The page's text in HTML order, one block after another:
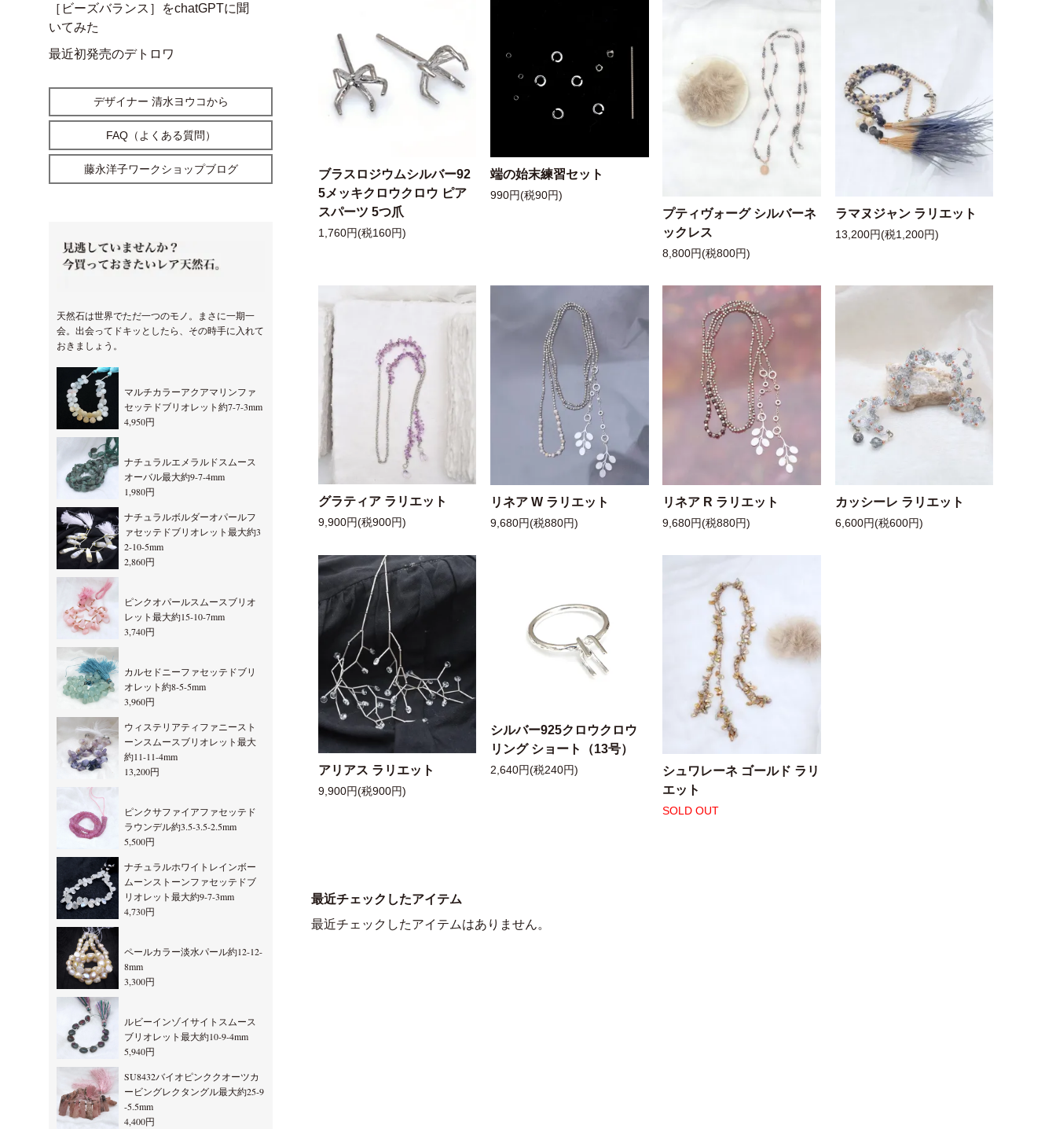
ブラスロジウムシルバー92
5メッキクロウクロウ ピア
スパーツ 5つ爪
1,760円(税160円)
端の始末練習セット
990円(税90円)
プティヴォーグ シルバーネ
ックレス
8,800円(税800円)
ラマヌジャン ラリエット
13,200円(税1,200円)
グラティア ラリエット
9,900円(税900円)
リネア W ラリエット
9,680円(税880円)
リネア R ラリエット
9,680円(税880円)
カッシーレ ラリエット
6,600円(税600円)
アリアス ラリエット
9,900円(税900円)
シルバー925クロウクロウ
リング ショート（13号）
2,640円(税240円)
シュワレーネ ゴールド ラリ
エット
SOLD OUT
最近チェックしたアイテム
最近チェックしたアイテムはありません。
［ビーズバランス］をchatGPTに聞
いてみた
最近初発売のデトロワ
デザイナー 清水ヨウコから
FAQ（よくある質問）
藤永洋子ワークショップブログ
天然石は世界でただ一つのモノ。まさに一期一
会。出会ってドキッとしたら、その時手に入れて
おきましょう。
マルチカラーアクアマリンファ
セッテドブリオレット約7-7-3mm
4,950円
ナチュラルエメラルドスムース
オーバル最大約9-7-4mm
1,980円
ナチュラルボルダーオパールフ
ァセッテドブリオレット最大約3
2-10-5mm
2,860円
ピンクオパールスムースブリオ
レット最大約15-10-7mm
3,740円
カルセドニーファセッテドブリ
オレット約8-5-5mm
3,960円
ウィステリアティファニースト
ーンスムースブリオレット最大
約11-11-4mm
13,200円
ピンクサファイアファセッテド
ラウンデル約3.5-3.5-2.5mm
5,500円
ナチュラルホワイトレインボー
ムーンストーンファセッテドブ
リオレット最大約9-7-3mm
4,730円
ペールカラー淡水パール約12-12-
8mm
3,300円
ルビーインゾイサイトスムース
ブリオレット最大約10-9-4mm
5,940円
SU8432バイオピンククオーツカ
ービングレクタングル最大約25-9
-5.5mm
4,400円